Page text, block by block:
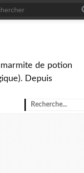
de potion
Depuis